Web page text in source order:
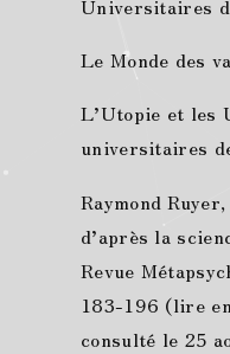
Le Monde des
L’Utopie et les
universitaires
Raymond
d’après la
Revue
183-196 (lire
consulté le 25